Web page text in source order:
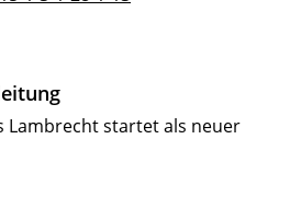
Lambrecht startet als neuer